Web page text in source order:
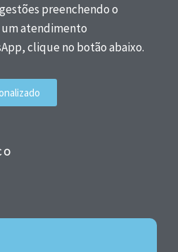
preenchendo o
um atendimento
clique no botão abaixo.